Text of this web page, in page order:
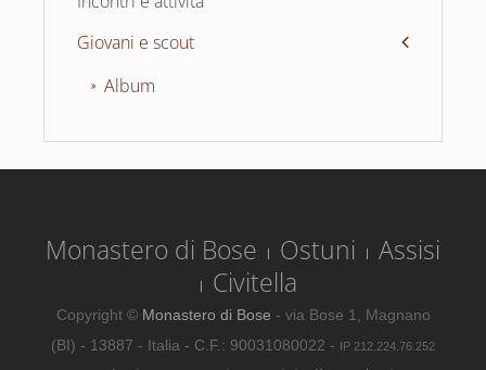
Giovani e scout
Album
Monastero di Bose Ostuni
Assisi
Civitella
Copyright © Monastero di Bose - via Bose 1, Magnano
(BI) - 13887 - Italia - C.F.: 90031080022 - IP 212.224.76.252